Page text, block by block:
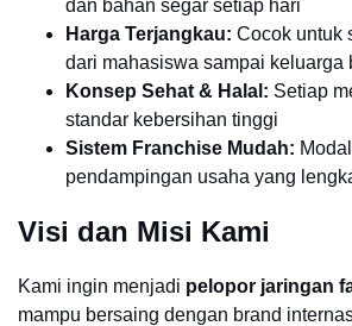
dan bahan segar setiap hari
Harga Terjangkau: Cocok untuk
dari mahasiswa sampai keluarga
Konsep Sehat & Halal: Setiap
standar kebersihan tinggi
Sistem Franchise Mudah:
pendampingan usaha yang
Visi dan Misi Kami
Kami ingin menjadi pelopor jaringan
mampu bersaing dengan brand